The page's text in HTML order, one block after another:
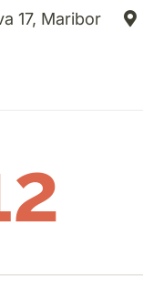
17, Maribor